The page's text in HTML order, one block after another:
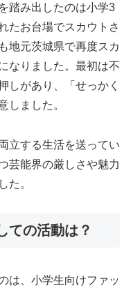
踏み出したのは小学3
たお台場でスカウトさ
地元茨城県で再度スカ
なりました。最初は不
しがあり、「せっかく
しました。
立する生活を送ってい
芸能界の厳しさや魅力
た。
ての活動は？
は、小学生向けファッ